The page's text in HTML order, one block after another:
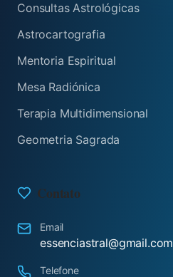
Consultas Astrológicas
Astrocartografia
Mentoria Espiritual
Mesa Radiónica
Terapia Multidimensional
Geometria Sagrada
Contato
Email
essenciastral@gmail.com
Telefone